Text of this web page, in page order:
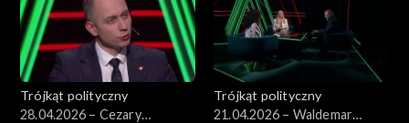
Trójkąt polityczny
28.04.2026 – Cezary
Trójkąt polityczny
21.04.2026 – Waldemar